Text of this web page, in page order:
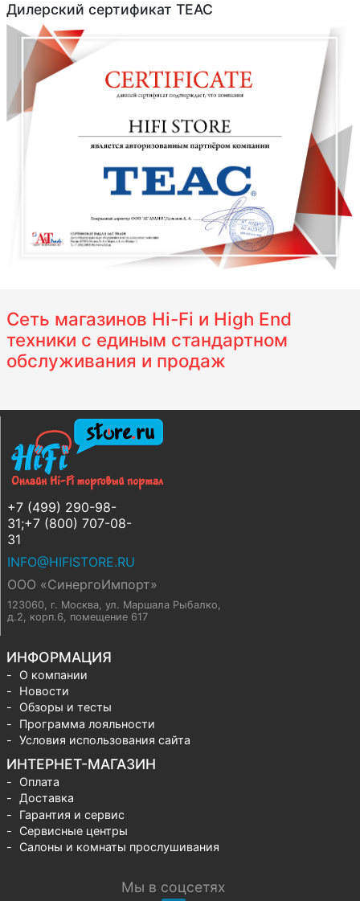
Дилерский сертификат TEAC
Сеть магазинов Hi-Fi и High End
техники с единым стандартном
обслуживания и продаж
+7 (499) 290-98-
31;+7 (800) 707-08-
31
INFO@HIFISTORE.RU
ООО «СинергоИмпорт»
123060, г. Москва ул. Маршала Рыбалко,
д.2, корп.6, помещение 617
ИНФОРМАЦИЯ
О компании
Новости
Обзоры и тесты
Программа лояльности
Условия использования сайта
ИНТЕРНЕТ-МАГАЗИН
Оплата
Доставка
Гарантия и сервис
Сервисные центры
Салоны и комнаты прослушивания
Мы в соцсетях